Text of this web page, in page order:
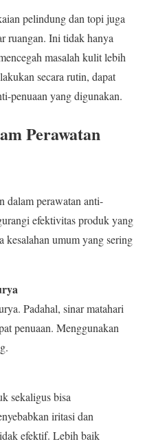
pelindung dan topi juga
ruangan. Ini tidak hanya
masalah kulit lebih
secara rutin, dapat
penuaan yang digunakan.
Perawatan
dalam perawatan anti-
efektivitas produk yang
kesalahan umum yang sering
Padahal, sinar matahari
penuaan. Menggunakan
sekaligus bisa
iritasi dan
efektif. Lebih baik